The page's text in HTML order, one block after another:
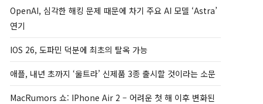
OpenAI, 심각한 해킹 문제 때문에 차기 주요 AI 모델 ‘Astra’
연기
IOS 26, 도파민 덕분에 최초의 탈옥 가능
애플, 내년 초까지 ‘울트라’ 신제품 3종 출시할 것이라는 소문
MacRumors 쇼: IPhone Air 2 – 어려운 첫 해 이후 변화된